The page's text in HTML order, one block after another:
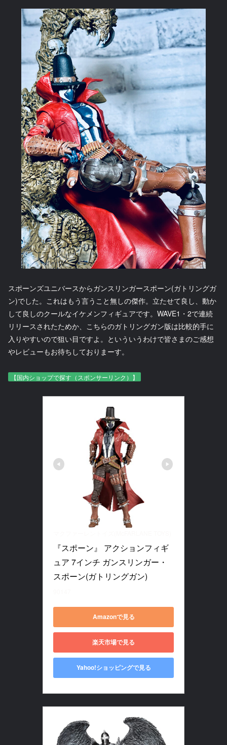
スポーンズユニバースからガンスリンガースポーン(ガトリングガ
ン)でした。これはもう言うこと無しの傑作。立たせて良し、動か
して良しのクールなイケメンフィギュアです。WAVE1・2で連続
リリースされたためか、こちらのガトリングガン版は比較的手に
入りやすいので狙い目ですよ。といういうわけで皆さまのご感想
やレビューもお待ちしておりまーす。
【国内ショップで探す（スポンサーリンク）】
『スポーン』 アクションフィギ
ュア 7インチ ガンスリンガー・
スポーン(ガトリングガン)
Amazonで見る
楽天市場で見る
Yahoo!ショッピングで見る